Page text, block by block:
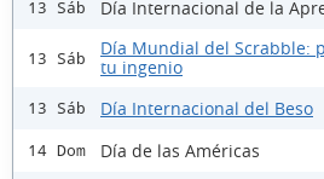
13 Sáb Día Internacional de la
13 Sáb
Día Mundial del Scrabble:
tu ingenio
13 Sáb Día Internacional del Beso
14 Dom Día de las Américas